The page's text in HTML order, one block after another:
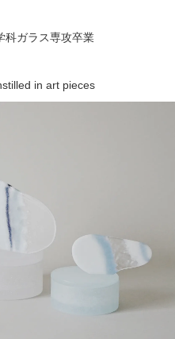
科ガラス専攻卒業
in art pieces